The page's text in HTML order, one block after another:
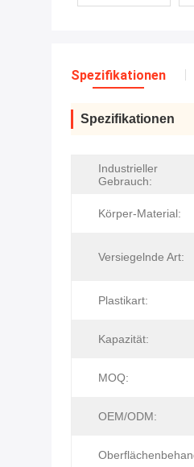
Spezifikationen
Spezifikationen
Industrieller
Gebrauch:
Körper-Material:
Versiegelnde Art:
Plastikart:
Kapazität:
MOQ:
OEM/ODM: